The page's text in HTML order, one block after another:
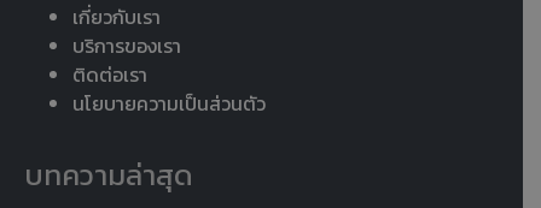
เกี่ยวกับเรา
บริการของเรา
ติดต่อเรา
นโยบายความเป็นส่วนตัว
บทความล่าสุด